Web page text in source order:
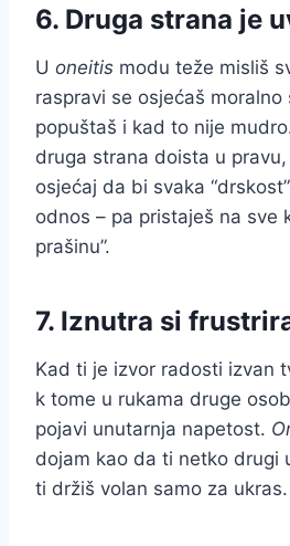
6. Druga strana je
U oneitis modu teže misliš
raspravi se osjećaš moralno
popuštaš i kad to nije
druga strana doista u
osjećaj da bi svaka
odnos – pa pristaješ na sve
prašinu”.
7. Iznutra si
Kad ti je izvor radosti izvan
k tome u rukama druge
pojavi unutarnja napetost.
dojam kao da ti netko drugi
ti držiš volan samo za ukras.